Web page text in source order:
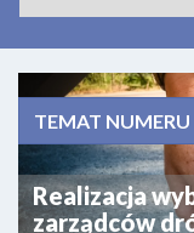
TEMAT NUMERU
Realizacja
zarządców